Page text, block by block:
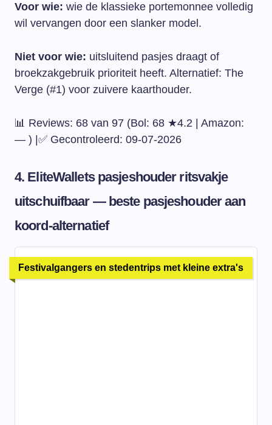
Voor wie: wie de klassieke portemonnee volledig
wil vervangen door een slanker model.
Niet voor wie: uitsluitend pasjes draagt of
broekzakgebruik prioriteit heeft. Alternatief: The
Verge (#1) voor zuivere kaarthouder.
📊 Reviews: 68 van 97 (Bol: 68 ★4.2 | Amazon:
— ) |✅ Gecontroleerd: 09-07-2026
4. EliteWallets pasjeshouder ritsvakje
uitschuifbaar — beste pasjeshouder aan
koord-alternatief
Festivalgangers en stedentrips met kleine extra's